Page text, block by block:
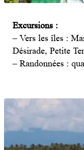
Excursions :
– Vers les îles :
Désirade, Petite
– Randonnées :